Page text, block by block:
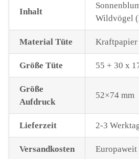
Inhalt
Wildvögel
Material Tüte Kraftpapier
Größe Tüte 55 + 30 x
Größe
Aufdruck
52×74 mm
Lieferzeit 2-3
Versandkosten Europaweit